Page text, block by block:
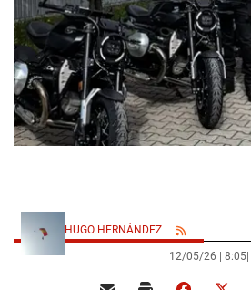
HUGO HERNÁNDEZ
12/05/26 | 8:05